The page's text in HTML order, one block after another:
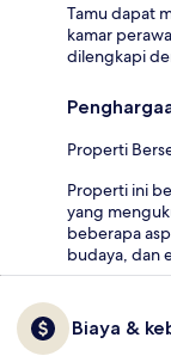
Tamu dapat
kamar
dilengkapi
Properti
Properti ini
yang
beberapa
budaya, dan
Biaya &